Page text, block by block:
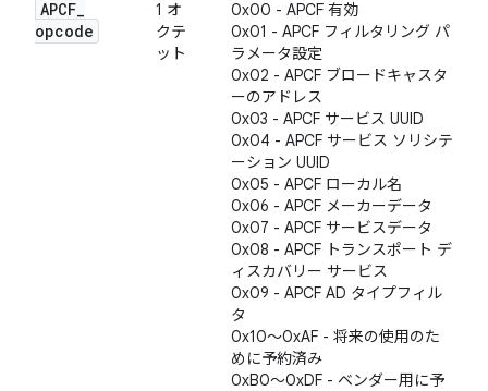
APCF_
opcode
1 オ
クテ
ット
0x00 - APCF 有効
0x01 - APCF フィルタリング パ
ラメータ設定
0x02 - APCF ブロードキャスタ
ーのアドレス
0x03 - APCF サービス UUID
0x04 - APCF サービス ソリシテ
ーション UUID
0x05 - APCF ローカル名
0x06 - APCF メーカーデータ
0x07 - APCF サービスデータ
0x08 - APCF トランスポート デ
ィスカバリー サービス
0x09 - APCF AD タイプフィル
タ
0x10～0xAF - 将来の使用のた
めに予約済み
0xB0～0xDF - ベンダー用に予